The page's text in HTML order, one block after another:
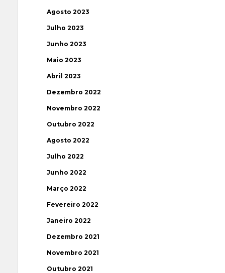
Agosto 2023
Julho 2023
Junho 2023
Maio 2023
Abril 2023
Dezembro 2022
Novembro 2022
Outubro 2022
Agosto 2022
Julho 2022
Junho 2022
Março 2022
Fevereiro 2022
Janeiro 2022
Dezembro 2021
Novembro 2021
Outubro 2021